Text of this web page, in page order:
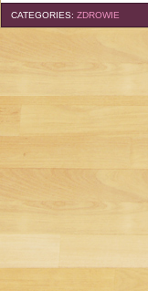
CATEGORIES: ZDROWIE